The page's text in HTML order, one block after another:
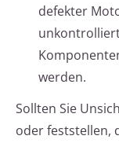
defekter
werden.
Sollten Sie
oder feststellen,